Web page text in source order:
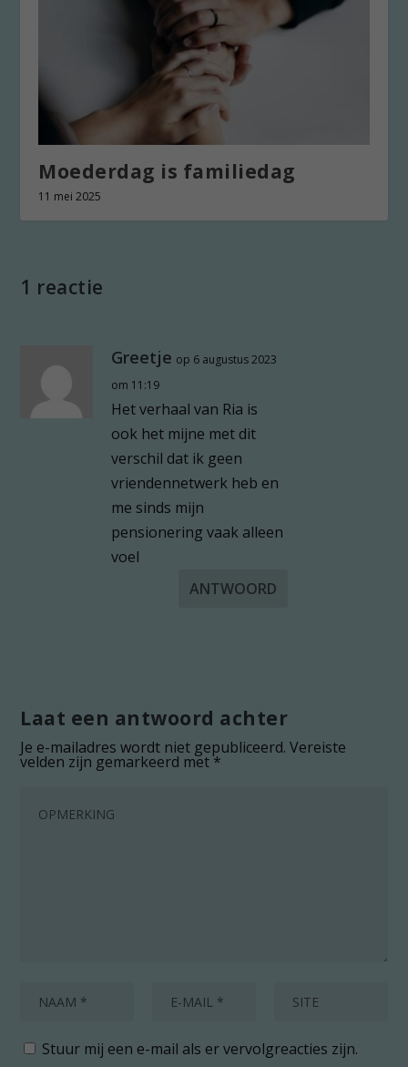
Moederdag is familiedag
11 mei 2025
1 reactie
Greetje op 6 augustus 2023
om 11:19
Het verhaal van Ria is
ook het mijne met dit
verschil dat ik geen
vriendennetwerk heb en
me sinds mijn
pensionering vaak alleen
voel
ANTWOORD
Laat een antwoord achter
Je e-mailadres wordt niet gepubliceerd. Vereiste
velden zijn gemarkeerd met*
Stuur mij een e-mail als er vervolgreacties zijn.